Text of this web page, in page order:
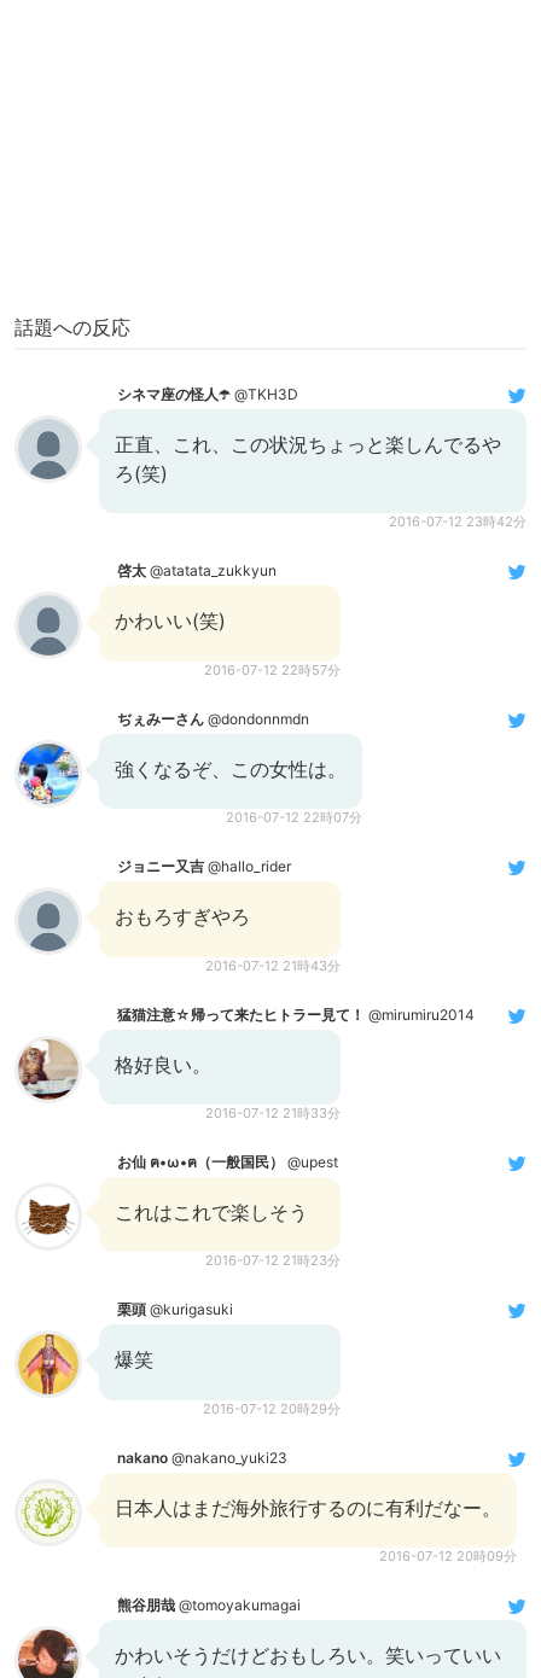
話題への反応
シネマ座の怪人☂️ @TKH3D
正直、これ、この状況ちょっと楽しんでるや
ろ(笑)
2016-07-12 23時42分
啓太 @atatata_zukkyun
かわいい(笑)
2016-07-12 22時57分
ぢぇみーさん @dondonnmdn
強くなるぞ、この女性は。
2016-07-12 22時07分
ジョニー又吉 @hallo_rider
おもろすぎやろ
2016-07-12 21時43分
猛猫注意☆帰って来たヒトラー見て！ @mirumiru2014
格好良い。
2016-07-12 21時33分
お仙 ฅ•ω•ฅ（一般国民） @upest
これはこれで楽しそう
2016-07-12 21時23分
栗頭 @kurigasuki
爆笑
2016-07-12 20時29分
nakano @nakano_yuki23
日本人はまだ海外旅行するのに有利だなー。
2016-07-12 20時09分
熊谷朋哉 @tomoyakumagai
かわいそうだけどおもしろい。笑いっていい